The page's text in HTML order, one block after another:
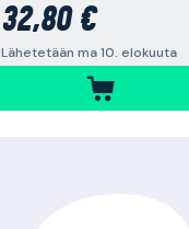
32,80 €
Lähetetään ma 10. elokuuta